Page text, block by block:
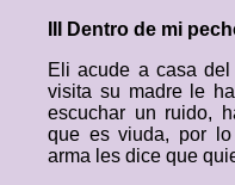
III Dentro de mi
Eli acude a casa
visita su madre le
escuchar un ruido,
que es viuda, por lo
arma les dice que